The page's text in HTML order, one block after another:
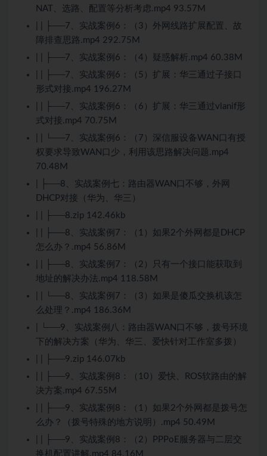
NAT、选路、配置等分析考虑.mp4 93.57M
| | ├──7、实战案例6：（3）外网线路扩展配置、故
障排查思路.mp4 292.75M
| | ├──7、实战案例6：（4）疑惑解析.mp4 60.38M
| | ├──7、实战案例6：（5）扩展：华三通过子接口
形式对接.mp4 196.27M
| | ├──7、实战案例6：（6）扩展：华三通过vlanif形
式对接.mp4 70.75M
| | └──7、实战案例6：（7）深信服设备WAN口有授
权要求导致WAN口少，利用该思路解决问题.mp4
70.48M
| ├──8、实战案例七：路由器WAN口不够，外网
DHCP对接（华为、华三）
| | ├──8.zip 142.46kb
| | ├──8、实战案例7：（1）如果2个外网都是DHCP
怎么办？.mp4 56.86M
| | ├──8、实战案例7：（2）只有一个接口能获取到
地址的解决办法.mp4 118.58M
| | └──8、实战案例7：（3）如果是傻瓜交换机该怎
么处理？.mp4 186.36M
| └──9、实战案例八：路由器WAN口不够，拨号环境
下的解决方案（华为、华三、爱快针对工作室多拨）
| | ├──9.zip 146.07kb
| | ├──9、实战案例8：（10）爱快、ROS软路由的解
决方案.mp4 67.55M
| | ├──9、实战案例8：（1）如果2个外网都是拨号怎
么办？（拨号特殊的地方说明）.mp4 50.49M
| | ├──9、实战案例8：（2）PPPoE服务器与二层交
换机配置讲解.mp4 84.16M